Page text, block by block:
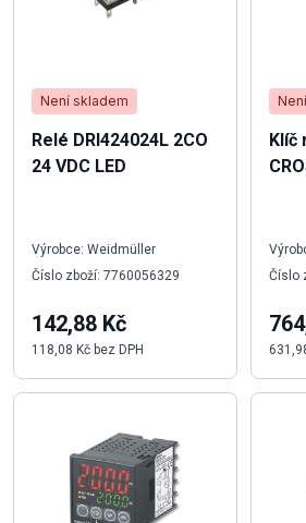
Není skladem
Relé DRI424024L 2CO
24 VDC LED
Výrobce: Weidmüller
Číslo zboží: 7760056329
142,88 Kč
118,08 Kč bez DPH
Klíč
Číslo